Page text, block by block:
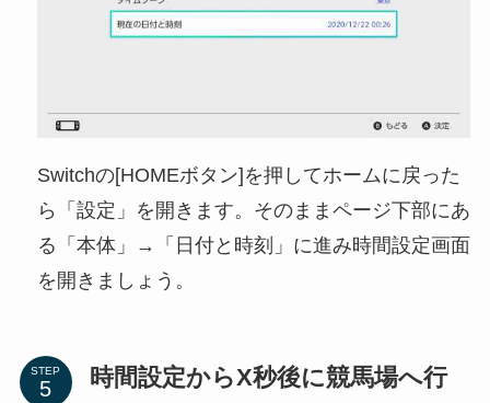
Switchの[HOMEボタン]を押してホームに戻った
ら「設定」を開きます。そのままページ下部にあ
る「本体」→「日付と時刻」に進み時間設定画面
を開きましょう。
STEP
時間設定からX秒後に競馬場へ行